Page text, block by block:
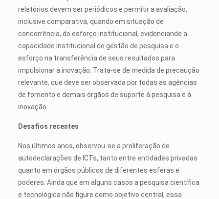
relatórios devem ser periódicos e permitir a avaliação,
inclusive comparativa, quando em situação de
concorrência, do esforço institucional, evidenciando a
capacidade institucional de gestão de pesquisa e o
esforço na transferência de seus resultados para
impulsionar a inovação. Trata-se de medida de precaução
relevante, que deve ser observada por todas as agências
de fomento e demais órgãos de suporte à pesquisa e à
inovação.
Desafios recentes
Nos últimos anos, observou-se a proliferação de
autodeclarações de ICTs, tanto entre entidades privadas
quanto em órgãos públicos de diferentes esferas e
poderes. Ainda que em alguns casos a pesquisa científica
e tecnológica não figure como objetivo central, essa